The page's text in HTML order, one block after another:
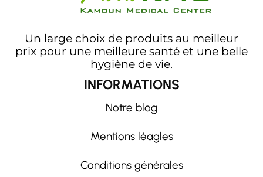
Un large choix de produits au meilleur
prix pour une meilleure santé et une belle
hygiène de vie.
INFORMATIONS
Notre blog
Mentions léagles
Conditions générales